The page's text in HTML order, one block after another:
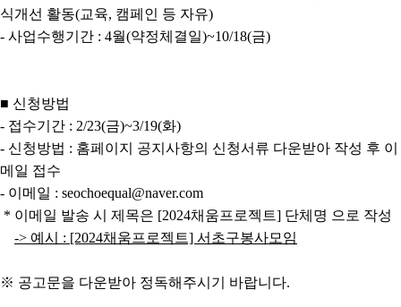
식개선 활동(교육, 캠페인 등 자유)
- 사업수행기간 : 4월(약정체결일)~10/18(금)
■ 신청방법
- 접수기간 : 2/23(금)~3/19(화)
- 신청방법 : 홈페이지 공지사항의 신청서류 다운받아 작성 후 이
메일 접수
- 이메일 : seochoequal@naver.com
* 이메일 발송 시 제목은 [2024채움프로젝트] 단체명 으로 작성
-> 예시 : [2024채움프로젝트] 서초구봉사모임
※ 공고문을 다운받아 정독해주시기 바랍니다.